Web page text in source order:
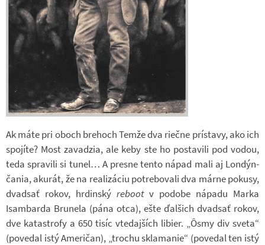
Ak máte pri oboch bre­hoch Temže dva riečne prístavy, ako ich
spo­jíte? Most za­vad­zia, ale keby ste ho po­sta­vili pod vodou,
teda spra­vili si tunel… A presne tento nápad mali aj Lon­dýn­
ča­nia, aku­rát, že na re­a­li­zá­ciu po­tre­bo­vali dva márne po­kusy,
dvad­sať rokov, hr­din­ský re­bootv po­dobe ná­padu Marka
Isam­barda Bru­nela (pána otca), ešte ďal­šich dvad­sať rokov,
dve ka­ta­strofy a 650 tisíc vte­daj­ších li­bier. „Ôsmy div sveta“
(po­ve­dal istý Ame­ri­čan), „tro­chu skla­ma­nie“ (po­ve­dal ten istý